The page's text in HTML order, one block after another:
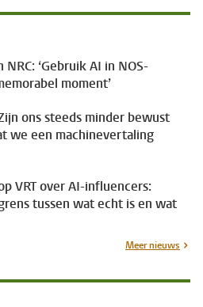
NRC: ‘Gebruik AI in NOS-
moment’
ons steeds minder bewust
we een machinevertaling
VRT over AI-influencers:
tussen wat echt is en wat
Meer nieuws